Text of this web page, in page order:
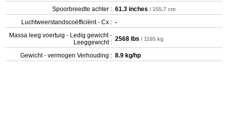
Spoorbreedte achter : 61.3 inches / 155.7 cm
Luchtweerstandscoëfficiënt - Cx : -
Massa leeg voertuig - Ledig gewicht -
Leeggewicht : 2568 lbs / 1165 kg
Gewicht - vermogen Verhouding : 8.9 kg/hp